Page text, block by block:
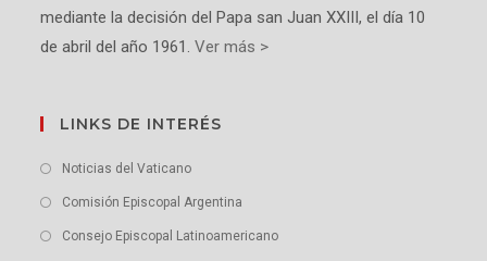
mediante la decisión del Papa san Juan XXIII, el día 10
de abril del año 1961. Ver más >
LINKS DE INTERÉS
Noticias del Vaticano
Comisión Episcopal Argentina
Consejo Episcopal Latinoamericano